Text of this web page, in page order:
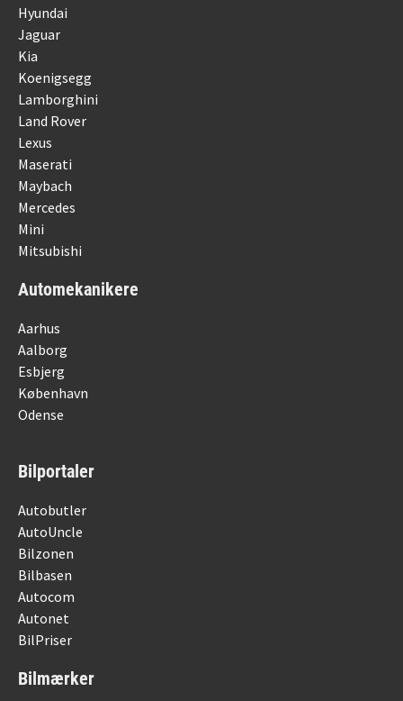
Hyundai
Jaguar
Kia
Koenigsegg
Lamborghini
Land Rover
Lexus
Maserati
Maybach
Mercedes
Mini
Mitsubishi
Automekanikere
Aarhus
Aalborg
Esbjerg
København
Odense
Bilportaler
Autobutler
AutoUncle
Bilzonen
Bilbasen
Autocom
Autonet
BilPriser
Bilmærker